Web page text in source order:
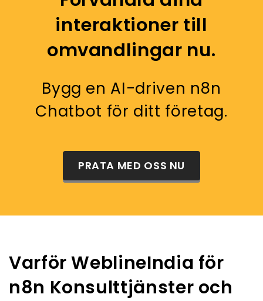
interaktioner till
omvandlingar nu.
Bygg en AI-driven n8n
Chatbot för ditt företag.
PRATA MED OSS NU
Varför WeblineIndia för
n8n Konsulttjänster och